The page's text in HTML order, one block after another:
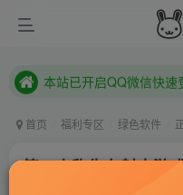
首页 福利专区 绿色软件
第一人称生存射击游